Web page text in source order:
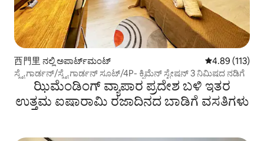
西門里 ನಲ್ಲಿ ಅಪಾರ್ಟ್‌ಮಂಟ್ 5 ರಲ್ಲಿ 4.89
4.89 (113)
ಸ್ಕೈ ಗಾರ್ಡನ್/ಸ್ಕೈ ಗಾರ್ಡನ್ ಸೂಟ್/4P- ಕ್ಸಿಮೆನ್ ಸ್ಟೇಷನ್ 3 ನಿಮಿಷದ ನಡಿಗೆ
ಝಿಮೆಂಡಿಂಗ್ ವ್ಯಾಪಾರ ಪ್ರದೇಶ ಬಳಿ ಇತರ
ಉತ್ತಮ ಐಷಾರಾಮಿ ರಜಾದಿನದ ಬಾಡಿಗೆ ವಸತಿಗಳು